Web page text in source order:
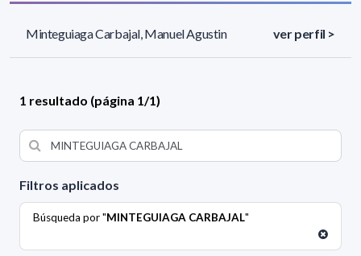
Filtros aplicados
Búsqueda por "MINTEGUIAGA CARBAJAL"
Minteguiaga Carbajal, Manuel Agustin ver perfil >
1 resultado (página 1/1)